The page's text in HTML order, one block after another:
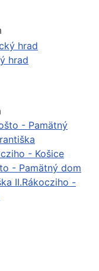
hrad
- Pamätný dom
II.Rákocziho -